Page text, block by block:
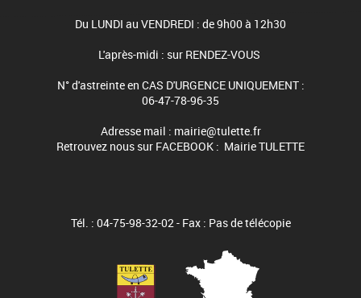
Du LUNDI au VENDREDI : de 9h00 à 12h30
L'après-midi : sur RENDEZ-VOUS
N° d'astreinte en CAS D'URGENCE UNIQUEMENT :
06-47-78-96-35
Adresse mail : mairie@tulette.fr
Retrouvez nous sur FACEBOOK : Mairie TULETTE
Tél. : 04-75-98-32-02 - Fax : Pas de télécopie